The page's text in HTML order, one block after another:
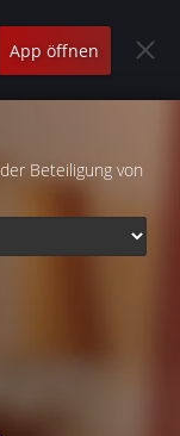
App öffnen
Beteiligung von